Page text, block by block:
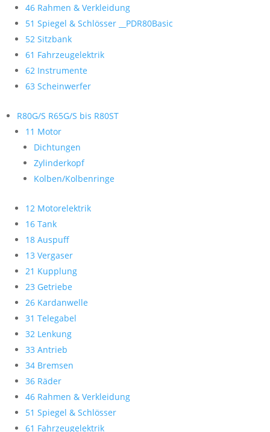
46 Rahmen & Verkleidung
51 Spiegel & Schlösser __PDR80Basic
52 Sitzbank
61 Fahrzeugelektrik
62 Instrumente
63 Scheinwerfer
R80G/S R65G/S bis R80ST
11 Motor
Dichtungen
Zylinderkopf
Kolben/Kolbenringe
12 Motorelektrik
16 Tank
18 Auspuff
13 Vergaser
21 Kupplung
23 Getriebe
26 Kardanwelle
31 Telegabel
32 Lenkung
33 Antrieb
34 Bremsen
36 Räder
46 Rahmen & Verkleidung
51 Spiegel & Schlösser
61 Fahrzeugelektrik